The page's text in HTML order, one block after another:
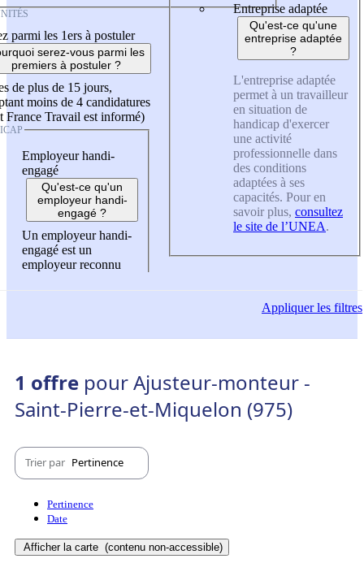
parmi les 1ers à postuler
serez-vous parmi les
premiers à postuler ?
de plus de 15 jours,
moins de 4 candidatures
France Travail est informé)
Employeur handi-
engagé
Qu'est-ce qu'un
employeur handi-
engagé ?
Un employeur handi-
engagé est un
employeur reconnu
Entreprise adaptée
Qu'est-ce qu'une
entreprise adaptée
?
L'entreprise adaptée
permet à un travailleur
en situation de
handicap d'exercer
une activité
professionnelle dans
des conditions
adaptées à ses
capacités. Pour en
savoir plus, consultez
le site de l’UNEA.
Appliquerles filtres
1 offre pour Ajusteur-monteur -
Saint-Pierre-et-Miquelon (975)
Trier par Pertinence
Pertinence
Date
Afficher la carte (contenu non-accessible)